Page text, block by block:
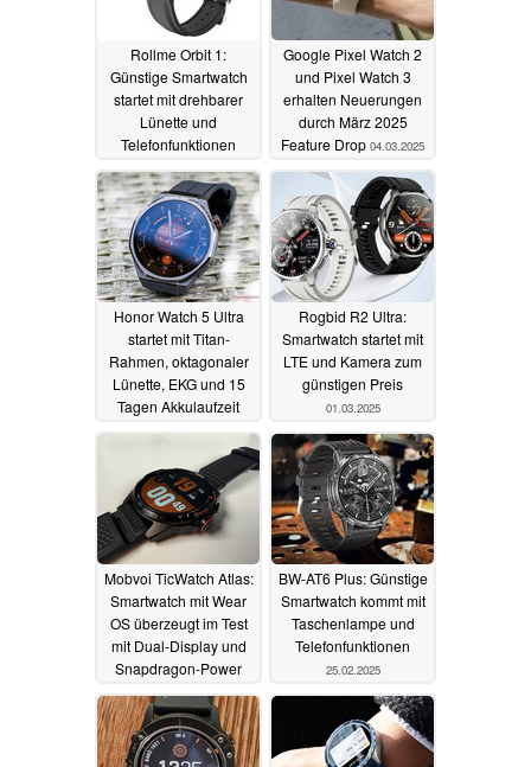
Rollme Orbit 1:
Günstige Smartwatch
startet mit drehbarer
Lünette und
Telefonfunktionen
08.03.2025
Google Pixel Watch 2
und Pixel Watch 3
erhalten Neuerungen
durch März 2025
Feature Drop 04.03.2025
Honor Watch 5 Ultra
startet mit Titan-
Rahmen, oktagonaler
Lünette, EKG und 15
Tagen Akkulaufzeit
02.03.2025
Rogbid R2 Ultra:
Smartwatch startet mit
LTE und Kamera zum
günstigen Preis
01.03.2025
Mobvoi TicWatch Atlas:
Smartwatch mit Wear
OS überzeugt im Test
mit Dual-Display und
Snapdragon-Power
25.02.2025
BW-AT6 Plus: Günstige
Smartwatch kommt mit
Taschenlampe und
Telefonfunktionen
25.02.2025